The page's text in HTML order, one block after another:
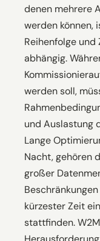
denen mehrere
werden können,
Reihenfolge
abhängig.
werden soll,
und Auslastung
Lange
Nacht, gehören
großer
kürzester Zeit
stattfinden.